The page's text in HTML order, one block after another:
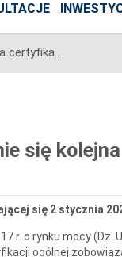
W czwartek rozpocznie się kolejna certyfikacja ogólna w ramach rynku mocy
się
się 2 stycznia
r. o rynku mocy (Dz.
ogólnej